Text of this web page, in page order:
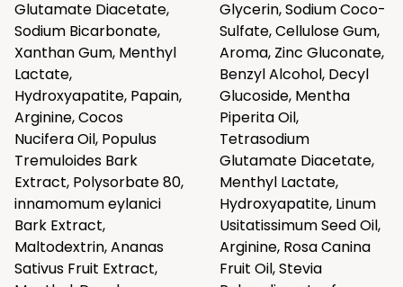
Glutamate Diacetate,
Sodium Bicarbonate,
Xanthan Gum, Menthyl
Lactate,
Hydroxyapatite, Papain,
Arginine, Cocos
Nucifera Oil, Populus
Tremuloides Bark
Extract, Polysorbate 80,
innamomum eylanici
Bark Extract,
Maltodextrin, Ananas
Sativus Fruit Extract,
Glycerin, Sodium Coco-
Sulfate, Cellulose Gum,
Aroma, Zinc Gluconate,
Benzyl Alcohol, Decyl
Glucoside, Mentha
Piperita Oil,
Tetrasodium
Glutamate Diacetate,
Menthyl Lactate,
Hydroxyapatite, Linum
Usitatissimum Seed Oil,
Arginine, Rosa Canina
Fruit Oil, Stevia